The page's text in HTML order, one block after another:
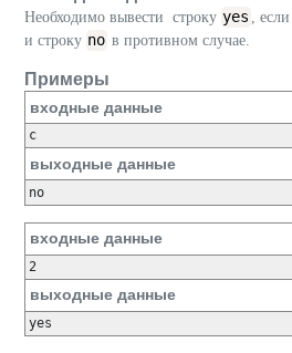
Необходимо вывести строку yes ,
и строку no в противном случае.
Примеры
входные данные
выходные данные
входные данные
выходные данные